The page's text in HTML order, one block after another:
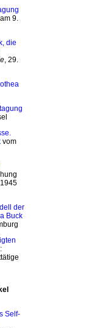
am 9.
die
, 29.
vom
der
Buck
Self-